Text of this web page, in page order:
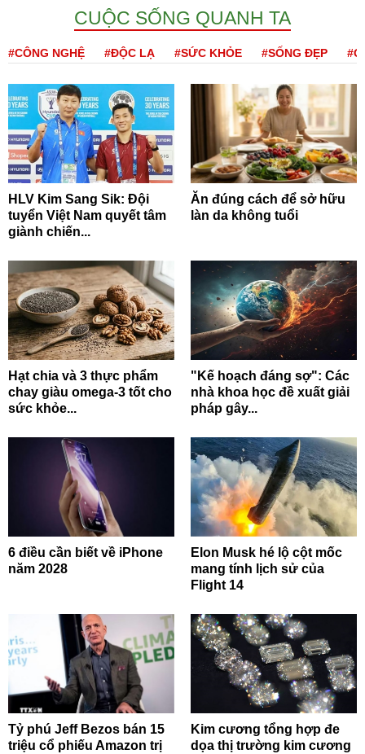
CUỘC SỐNG QUANH TA
#CÔNG NGHỆ #ĐỘC LẠ #SỨC KHỎE #SỐNG ĐẸP
HLV Kim Sang Sik: Đội
tuyển Việt Nam quyết tâm
giành chiến...
Ăn đúng cách để sở hữu
làn da không tuổi
Hạt chia và 3 thực phẩm
chay giàu omega-3 tốt cho
sức khỏe...
"Kế hoạch đáng sợ": Các
nhà khoa học đề xuất giải
pháp gây...
6 điều cần biết về iPhone
năm 2028
Elon Musk hé lộ cột mốc
mang tính lịch sử của
Flight 14
Tỷ phú Jeff Bezos bán 15
triệu cổ phiếu Amazon trị
Kim cương tổng hợp đe
dọa thị trường kim cương